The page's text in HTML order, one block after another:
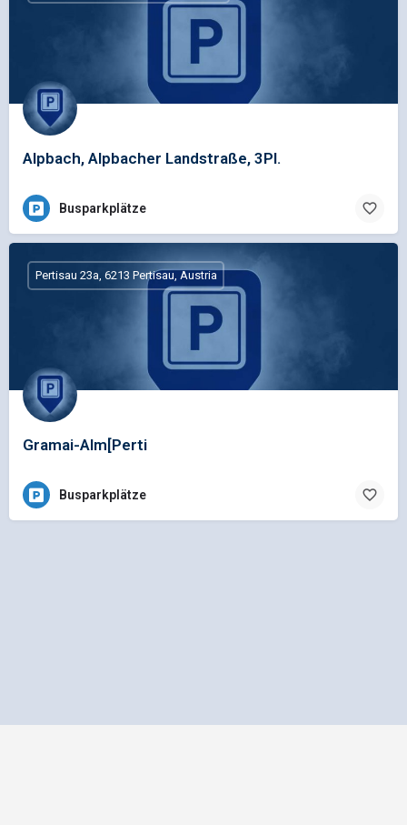
Alpbach, Alpbacher Landstraße, 3Pl.
Busparkplätze
Gramai-Alm[Perti
Pertisau 23a, 6213 Pertisau, Austria
Busparkplätze